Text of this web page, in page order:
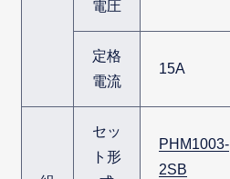
電圧
定格
電流
15A
セッ
ト形
PHM1003-
2SB